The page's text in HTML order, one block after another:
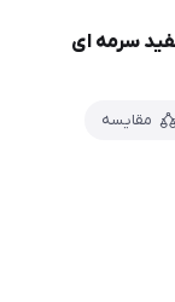
سرمه ای
مقایسه